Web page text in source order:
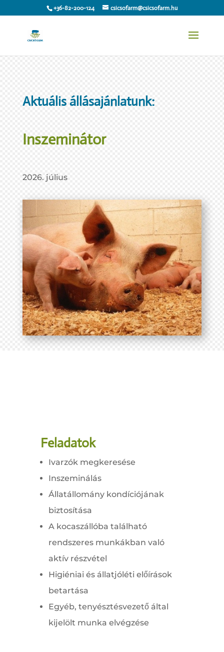
+36-82-200-124 csicsofarm@csicsofarm.hu
Aktuális állásajánlatunk:
Inszeminátor
2026. július
Feladatok
Ivarzók megkeresése
Inszeminálás
Állatállomány kondíciójának
biztosítása
A kocaszállóba található
rendszeres munkákban való
aktív részvétel
Higiéniai és állatjóléti előírások
betartása
Egyéb, tenyésztésvezető által
kijelölt munka elvégzése